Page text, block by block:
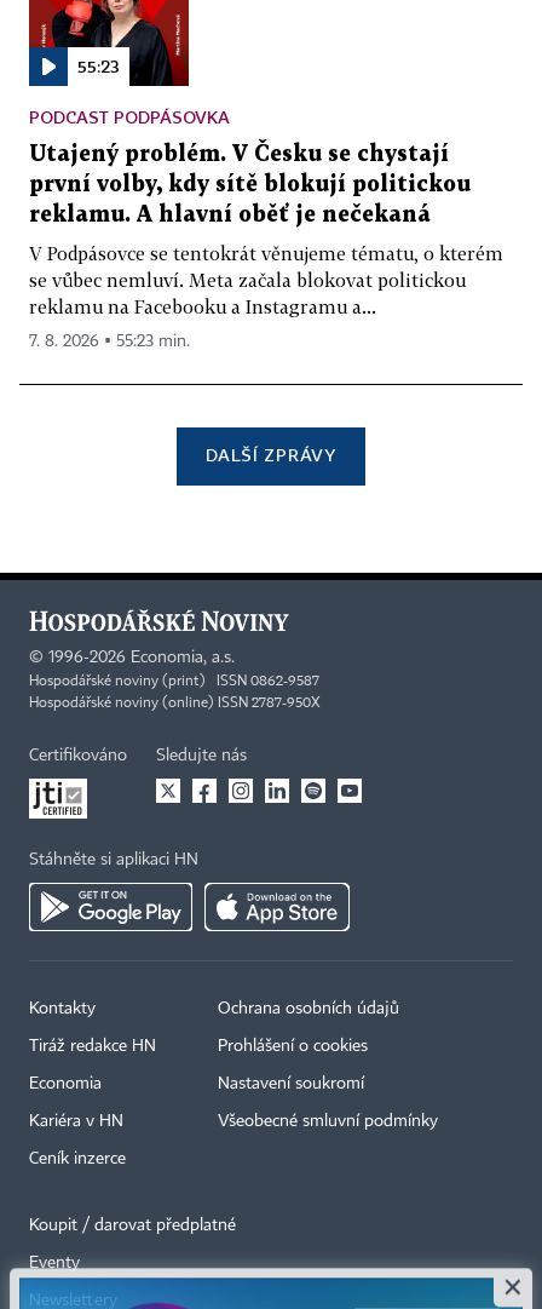
55:23
PODCAST PODPÁSOVKA
Utajený problém. V Česku se chystají
první volby, kdy sítě blokují politickou
reklamu. A hlavní oběť je nečekaná
V Podpásovce se tentokrát věnujeme tématu, o kterém
se vůbec nemluví. Meta začala blokovat politickou
reklamu na Facebooku a Instagramu a...
7. 8. 2026 ▪ 55:23 min.
DALŠÍ ZPRÁVY
© 1996-2026 Economia, a.s.
Hospodářské noviny (print) ISSN 0862-9587
Hospodářské noviny (online) ISSN 2787-950X
Certifikováno Sledujte nás
Stáhněte si aplikaci HN
Kontakty
Tiráž redakce HN
Economia
Kariéra v HN
Ceník inzerce
Ochrana osobních údajů
Prohlášení o cookies
Nastavení soukromí
Všeobecné smluvní podmínky
Koupit / darovat předplatné
Eventy
Newslettery
×